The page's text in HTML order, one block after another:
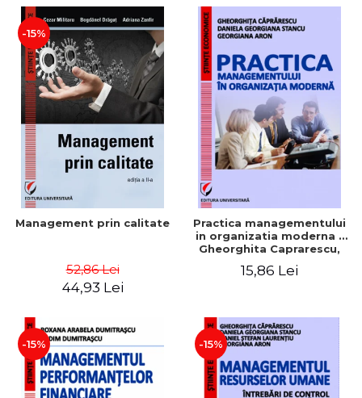
-15%
Management prin calitate
52,86 Lei
44,93 Lei
Practica managementului
in organizatia moderna -
Gheorghita Caprarescu,
Georgiana Aron
15,86 Lei
-15% -15%